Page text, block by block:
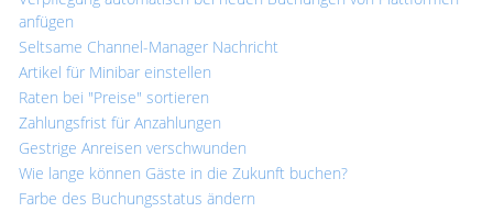
anfügen
Seltsame Channel-Manager Nachricht
Artikel für Minibar einstellen
Raten bei "Preise" sortieren
Zahlungsfrist für Anzahlungen
Gestrige Anreisen verschwunden
Wie lange können Gäste in die Zukunft buchen?
Farbe des Buchungsstatus ändern